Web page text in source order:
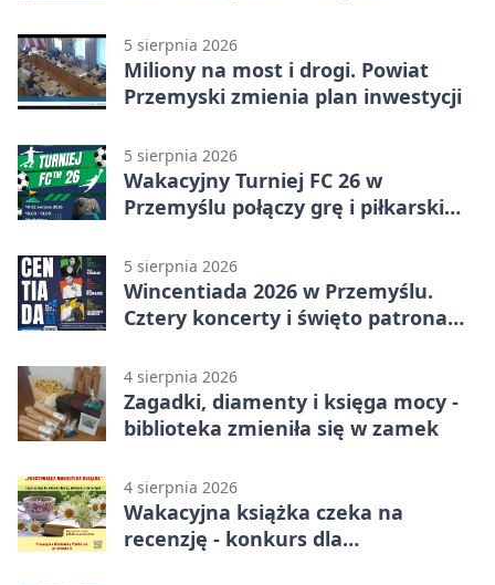
5 sierpnia 2026
Miliony na most i drogi. Powiat
Przemyski zmienia plan inwestycji
5 sierpnia 2026
Wakacyjny Turniej FC 26 w
Przemyślu połączy grę i piłkarski
5 sierpnia 2026
Wincentiada 2026 w Przemyślu.
Cztery koncerty i święto patrona
4 sierpnia 2026
Zagadki, diamenty i księga mocy -
biblioteka zmieniła się w zamek
4 sierpnia 2026
Wakacyjna książka czeka na
recenzję - konkurs dla